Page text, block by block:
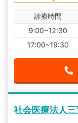
診療時間
9:00~12:30
17:00~19:30
社会医療法人